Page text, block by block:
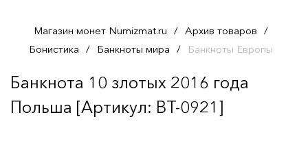
Магазин монет Numizmat.ru / Архив товаров /
Бонистика / Банкноты мира / Банкноты Европы
Банкнота 10 злотых 2016 года
Польша [Артикул: BT-0921]